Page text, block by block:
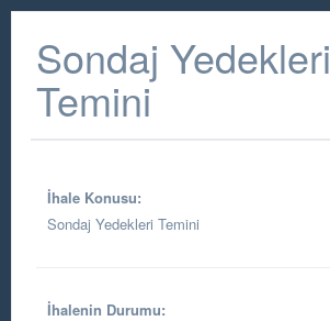
Sondaj Yedekleri
Temini
İhale Konusu:
Sondaj Yedekleri Temini
İhalenin Durumu: